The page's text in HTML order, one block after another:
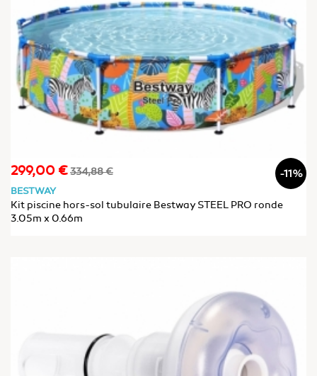
Prix
299,00 €Prix
334,88 € -11%
BESTWAY
Kit piscine hors-sol tubulaire Bestway STEEL PRO ronde
3.05m x 0.66m